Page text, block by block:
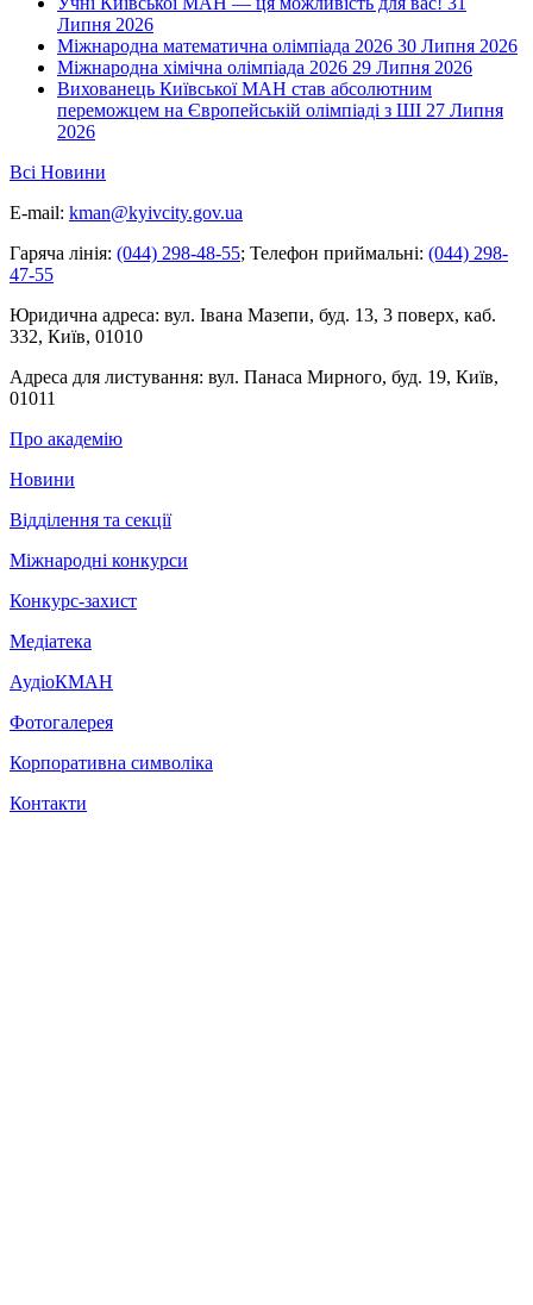
Липня 2026
Міжнародна математична олімпіада 2026 30 Липня 2026
Міжнародна хімічна олімпіада 2026 29 Липня 2026
Вихованець Київської МАН став абсолютним
переможцем на Європейській олімпіаді з ШІ 27 Липня
2026
Всі Новини
E-mail: kman@kyivcity.gov.ua
Гаряча лінія: (044) 298-48-55; Телефон приймальні: (044) 298-
47-55
Юридична адреса: вул. Івана Мазепи, буд. 13, 3 поверх, каб.
332, Київ, 01010
Адреса для листування: вул. Панаса Мирного, буд. 19, Київ,
01011
Про академію
Новини
Відділення та секції
Міжнародні конкурси
Конкурс-захист
Медіатека
АудіоКМАН
Фотогалерея
Корпоративна символіка
Контакти